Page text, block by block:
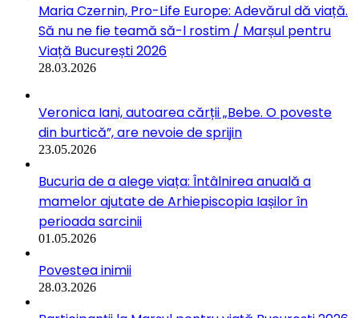
Maria Czernin, Pro-Life Europe: Adevărul dă viață.
Să nu ne fie teamă să-l rostim / Marșul pentru
Viață București 2026
28.03.2026
Veronica Iani, autoarea cărții „Bebe. O poveste
din burtică”, are nevoie de sprijin
23.05.2026
Bucuria de a alege viața: Întâlnirea anuală a
mamelor ajutate de Arhiepiscopia Iașilor în
perioada sarcinii
01.05.2026
Povestea inimii
28.03.2026